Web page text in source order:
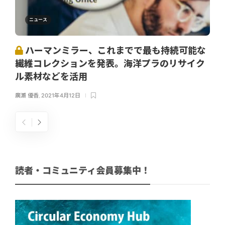
ニュース
ハーマンミラー、これまでで最も持続可能な
繊維コレクションを発表。海洋プラのリサイク
ル素材などを活用
廣瀬 優香 2021年4月12日
読者・コミュニティ会員募集中！